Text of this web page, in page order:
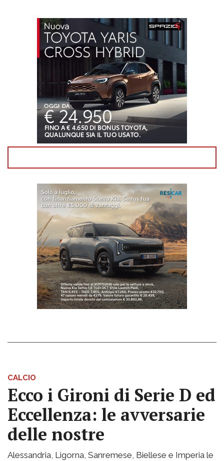
CALCIO
Ecco i Gironi di Serie D ed
Eccellenza: le avversarie
delle nostre
Alessandria, Ligorna, Sanremese, Biellese e Imperia le